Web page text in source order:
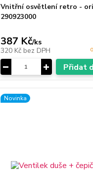
Vnitřní osvětlení retro -
290923000
387 Kč/ks
320 Kč bez DPH
Přidat
Novinka